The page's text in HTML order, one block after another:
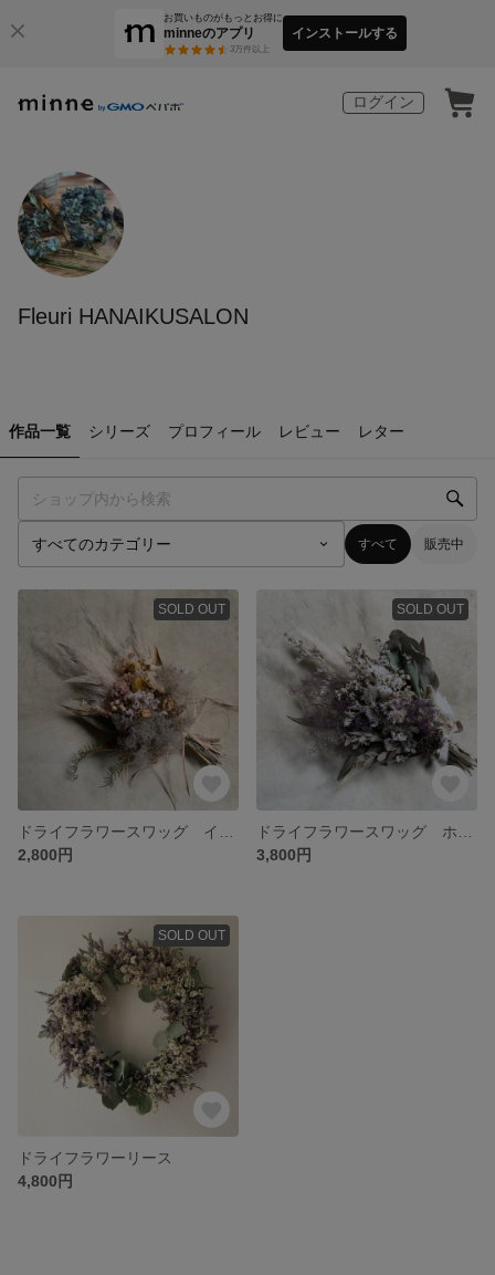
お買いものがもっとお得に
minneのアプリ
3万件以上
インストールする
ログイン
Fleuri HANAIKUSALON
作品一覧 シリーズ プロフィール レビュー レター
すべて 販売中
SOLD OUT
2,800円
SOLD OUT
3,800円
SOLD OUT
ドライフラワーリース
4,800円